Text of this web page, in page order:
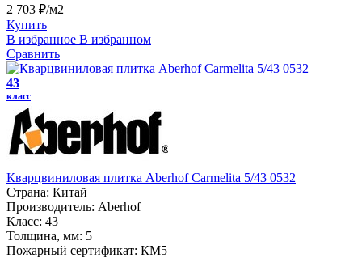
2 703 ₽/м2
Купить
В избранное В избранном
Сравнить
43
класс
Кварцвиниловая плитка Aberhof Carmelita 5/43 0532
Страна: Китай
Производитель: Aberhof
Класс: 43
Толщина, мм: 5
Пожарный сертификат: КМ5